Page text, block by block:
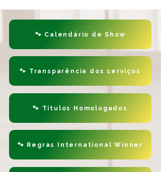
🐾 Calendário de Show
🐾 Transparência dos serviços
🐾 Títulos Homologados
🐾 Regras International Winner